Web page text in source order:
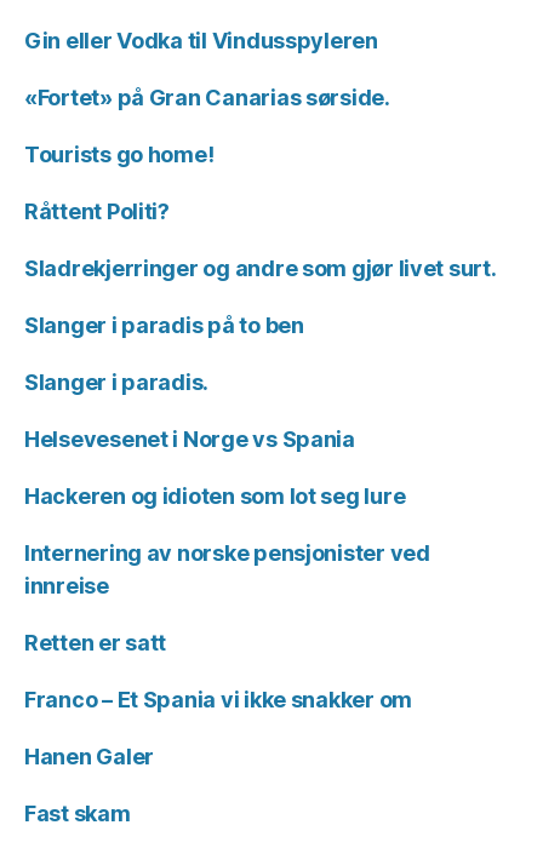
Gin eller Vodka til Vindusspyleren
«Fortet» på Gran Canarias sørside.
Tourists go home!
Råttent Politi?
Sladrekjerringer og andre som gjør livet surt.
Slanger i paradis på to ben
Slanger i paradis.
Helsevesenet i Norge vs Spania
Hackeren og idioten som lot seg lure
Internering av norske pensjonister ved
innreise
Retten er satt
Franco – Et Spania vi ikke snakker om
Hanen Galer
Fast skam